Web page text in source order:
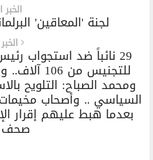
لجنة 'المعاقين'
للتجنيس
ومحمد الصباح: التلويح
السياسي .. وأصحاب
بعدما هبط عليهم إقرار
صحف